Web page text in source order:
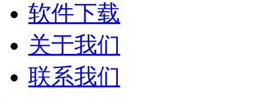
软件下载
关于我们
联系我们